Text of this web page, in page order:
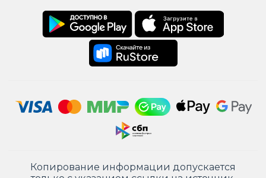
Копирование информации допускается